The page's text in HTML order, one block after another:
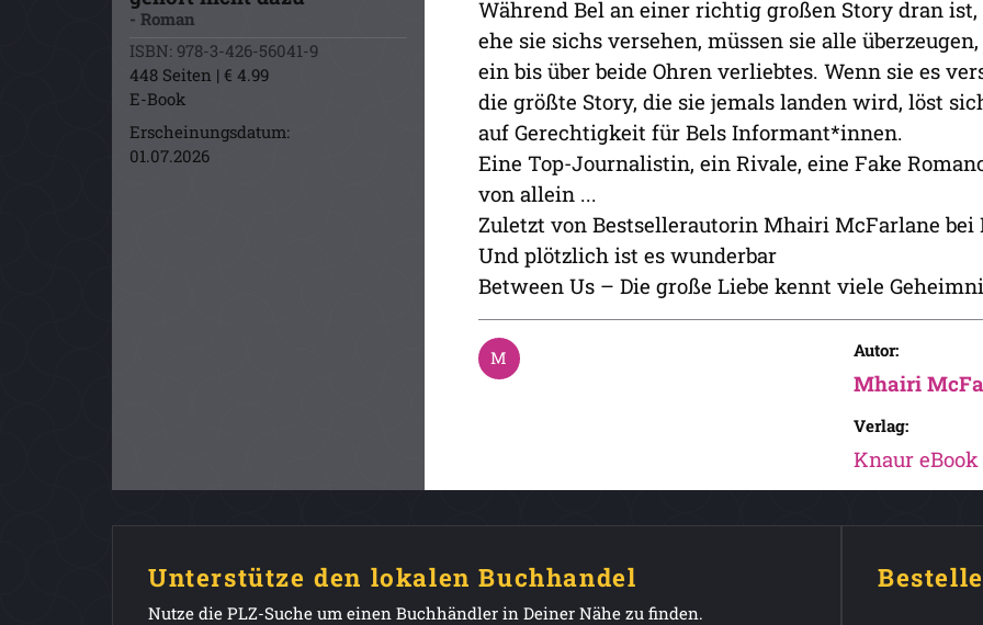
- Roman
ISBN: 978-3-426-56041-9
448 Seiten | € 4.99
E-Book
Erscheinungsdatum:
01.07.2026
Während Bel an einer richtig großen Story dran
ehe sie sichs versehen, müssen sie alle
ein bis über beide Ohren verliebtes. Wenn sie es
die größte Story, die sie jemals landen wird, löst
auf Gerechtigkeit für Bels Informant*innen.
Eine Top-Journalistin, ein Rivale, eine Fake
von allein ...
Zuletzt von Bestsellerautorin Mhairi McFarlane bei
Und plötzlich ist es wunderbar
Between Us – Die große Liebe kennt viele
Autor:
Mhairi
Verlag:
Knaur eBook
Unterstütze den lokalen Buchhandel
Nutze die PLZ-Suche um einen Buchhändler in Deiner Nähe zu finden.